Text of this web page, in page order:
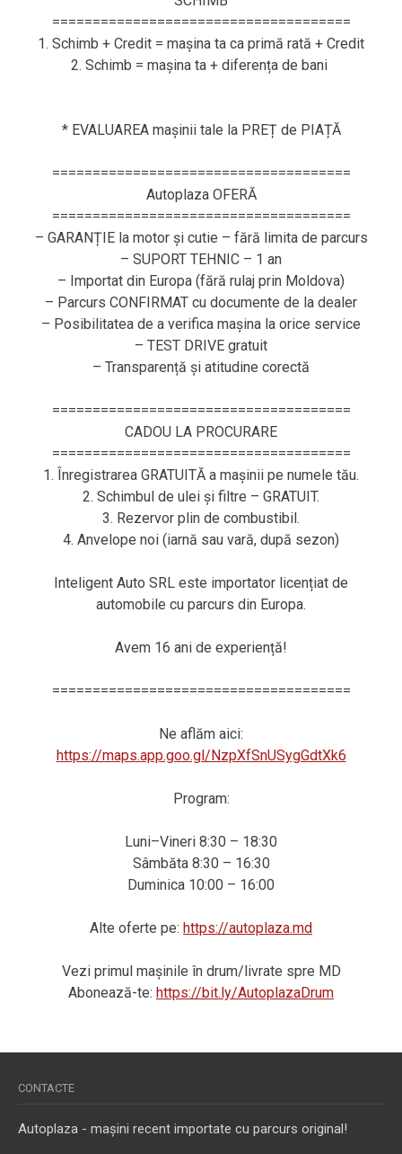
=====================================
1. Schimb + Credit = mașina ta ca primă rată + Credit
2. Schimb = mașina ta + diferența de bani
* EVALUAREA mașinii tale la PREȚ de PIAȚĂ
=====================================
Autoplaza OFERĂ
=====================================
– GARANȚIE la motor și cutie – fără limita de parcurs
– SUPORT TEHNIC – 1 an
– Importat din Europa (fără rulaj prin Moldova)
– Parcurs CONFIRMAT cu documente de la dealer
– Posibilitatea de a verifica mașina la orice service
– TEST DRIVE gratuit
– Transparență și atitudine corectă
=====================================
CADOU LA PROCURARE
=====================================
1. Înregistrarea GRATUITĂ a mașinii pe numele tău.
2. Schimbul de ulei și filtre – GRATUIT.
3. Rezervor plin de combustibil.
4. Anvelope noi (iarnă sau vară, după sezon)
Inteligent Auto SRL este importator licențiat de
automobile cu parcurs din Europa.
Avem 16 ani de experiență!
=====================================
Ne aflăm aici:
https://maps.app.goo.gl/NzpXfSnUSygGdtXk6
Program:
Luni–Vineri 8:30 – 18:30
Sâmbăta 8:30 – 16:30
Duminica 10:00 – 16:00
Alte oferte pe: https://autoplaza.md
Vezi primul mașinile în drum/livrate spre MD
Abonează-te: https://bit.ly/AutoplazaDrum
CONTACTE
Autoplaza - mașini recent importate cu parcurs original!